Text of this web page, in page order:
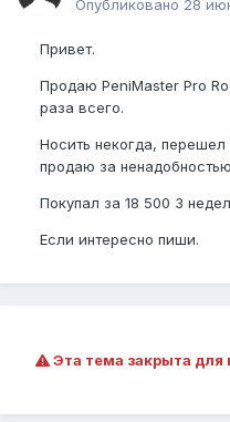
Опубликовано 28
Привет.
Продаю PeniMaster Pro
раза всего.
Носить некогда,
продаю за
Покупал за 18 500 3
Если интересно пиши.
Эта тема закрыта для